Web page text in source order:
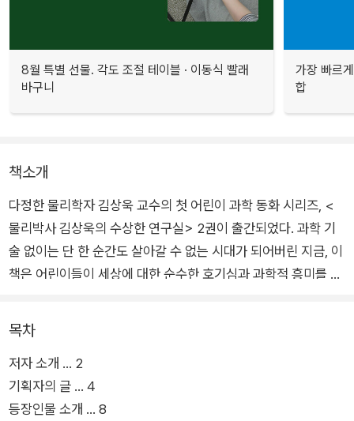
8월 특별 선물. 각도 조절 테이블 · 이동식 빨래
바구니
가장 빠르
합
책소개
다정한 물리학자 김상욱 교수의 첫 어린이 과학 동화 시리즈, <
물리박사 김상욱의 수상한 연구실> 2권이 출간되었다. 과학 기
술 없이는 단 한 순간도 살아갈 수 없는 시대가 되어버린 지금, 이
책은 어린이들이 세상에 대한 순수한 호기심과 과학적 흥미를 잃
복잡한 법칙과 난해한 수학에 둘러싸여 현실과는 동떨어져 보이
지만, 사실 물리는 우리 가까이에 있다는 것을 어린이들에게 쉽고
친절하게 알려주기 위해 물리의 개념이 ‘이데아’라는 이름으로 우
리 곁에서 살아 숨 쉬며 말썽을 일으킨다는 설정을 사용하였다.
목차
저자 소개 … 2
기획자의 글 … 4
등장인물 소개 … 8